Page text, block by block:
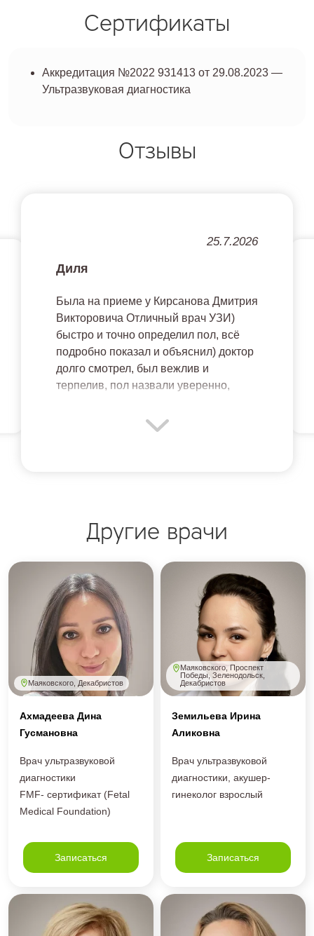
Сертификаты
Аккредитация №2022 931413 от 29.08.2023 —
Ультразвуковая диагностика
Отзывы
25.7.2026
Диля
Была на приеме у Кирсанова Дмитрия
Викторовича Отличный врач УЗИ)
быстро и точно определил пол, всё
подробно показал и объяснил) доктор
долго смотрел, был вежлив и
терпелив, пол назвали уверенно,
памятное фото) прием прошел в
комфортной обстановке, остались
Другие врачи
Маяковского, Декабристов
Ахмадеева Дина
Гусмановна
Врач ультразвуковой
диагностики
FMF- сертификат (Fetal
Medical Foundation)
Записаться
Маяковского, Проспект
Победы, Зеленодольск,
Декабристов
Земильева Ирина
Аликовна
Врач ультразвуковой
диагностики, акушер-
гинеколог взрослый
Записаться